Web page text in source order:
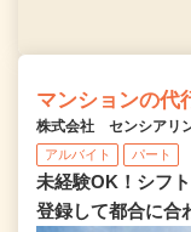
マンションの代
株式会社 センシアリ
アルバイト パート
未経験OK！シフ
登録して都合に合